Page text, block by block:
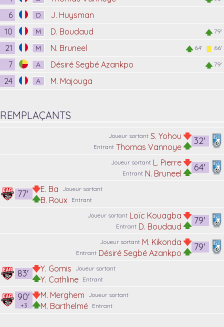
6 D
J. Huysman
10
M D. Boudaud 79'
21 M N. Bruneel 64' 66'
7 A Désiré Segbé Azankpo 79'
24 A M. Majouga
REMPLAÇANTS
32'
Joueur sortant S. Yohou
Entrant Thomas Vannoye
64'
Joueur sortant L. Pierre
Entrant N. Bruneel
Joueur sortant
E. Ba
Entrant
B. Roux
77'
79'
Joueur sortant Loïc Kouagba
Entrant D. Boudaud
79'
Joueur sortant M. Kikonda
Entrant Désiré Segbé Azankpo
Joueur sortant
Y. Gomis
Entrant
Y. Cathline
83'
Joueur sortant
M. Merghem
Entrant
M. Barthelmé
90'
+3